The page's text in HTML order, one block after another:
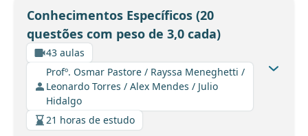
Conhecimentos Específicos (20
questões com peso de 3,0 cada)
43 aulas
Profº. Osmar Pastore / Rayssa Meneghetti /
Leonardo Torres / Alex Mendes / Julio
Hidalgo
21 horas de estudo